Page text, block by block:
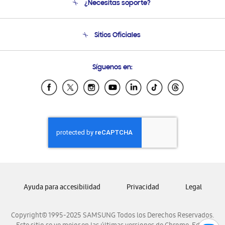
Soporte
Condiciones de Compra
¿Necesitas soporte?
Soporte vía eMail
Sitios Oficiales
Samsung Ecuador
Samsung El Salvador
Samsung Honduras
Samsung Nicaragua
Samsung Panamá
Samsung Venezuela
Síguenos en:
Copyright© 1995-2025 SAMSUNG Todos los Derechos Reservados.
Ayuda para accesibilidad Privacidad Legal